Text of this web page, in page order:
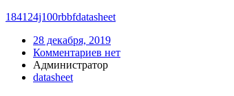
184124j100rbbfdatasheet
28 декабря, 2019
Комментариев нет
Администратор
datasheet